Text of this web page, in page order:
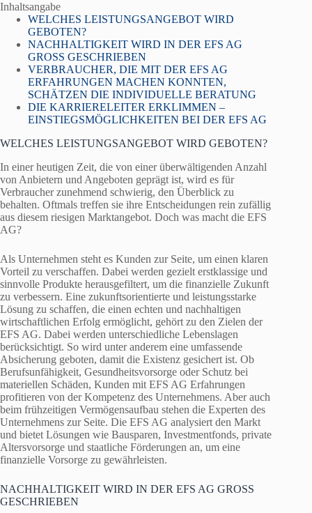
Inhaltsangabe
WELCHES LEISTUNGSANGEBOT WIRD
GEBOTEN?
NACHHALTIGKEIT WIRD IN DER EFS AG
GROSS GESCHRIEBEN
VERBRAUCHER, DIE MIT DER EFS AG
ERFAHRUNGEN MACHEN KONNTEN,
SCHÄTZEN DIE INDIVIDUELLE BERATUNG
DIE KARRIERELEITER ERKLIMMEN –
EINSTIEGSMÖGLICHKEITEN BEI DER EFS AG
WELCHES LEISTUNGSANGEBOT WIRD GEBOTEN?
In einer heutigen Zeit, die von einer überwältigenden Anzahl
von Anbietern und Angeboten geprägt ist, wird es für
Verbraucher zunehmend schwierig, den Überblick zu
behalten. Oftmals treffen sie ihre Entscheidungen rein zufällig
aus diesem riesigen Marktangebot. Doch was macht die EFS
AG?
Als Unternehmen steht es Kunden zur Seite, um einen klaren
Vorteil zu verschaffen. Dabei werden gezielt erstklassige und
sinnvolle Produkte herausgefiltert, um die finanzielle Zukunft
zu verbessern. Eine zukunftsorientierte und leistungsstarke
Lösung zu schaffen, die einen echten und nachhaltigen
wirtschaftlichen Erfolg ermöglicht, gehört zu den Zielen der
EFS AG. Dabei werden unterschiedliche Lebenslagen
berücksichtigt. So wird unter anderem eine umfassende
Absicherung geboten, damit die Existenz gesichert ist. Ob
Berufsunfähigkeit, Gesundheitsvorsorge oder Schutz bei
materiellen Schäden, Kunden mit EFS AG Erfahrungen
profitieren von der Kompetenz des Unternehmens. Aber auch
beim frühzeitigen Vermögensaufbau stehen die Experten des
Unternehmens zur Seite. Die EFS AG analysiert den Markt
und bietet Lösungen wie Bausparen, Investmentfonds, private
Altersvorsorge und staatliche Förderungen an, um eine
finanzielle Vorsorge zu gewährleisten.
NACHHALTIGKEIT WIRD IN DER EFS AG GROSS
GESCHRIEBEN